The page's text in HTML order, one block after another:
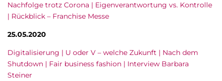
Nachfolge trotz Corona | Eigenverantwortung vs. Kontrolle
| Rückblick – Franchise Messe
25.05.2020
Digitalisierung | U oder V – welche Zukunft | Nach dem
Shutdown | Fair business fashion | Interview Barbara
Steiner